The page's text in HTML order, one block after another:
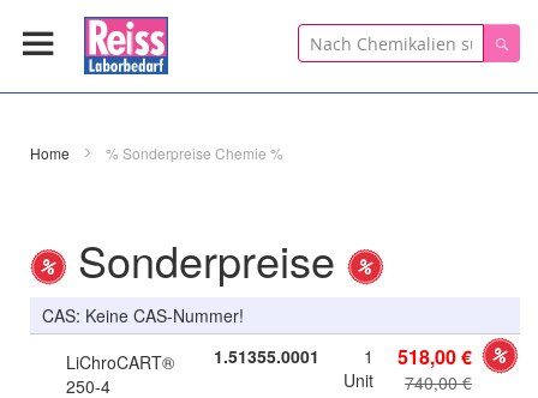
Suche
Home % Sonderpreise Chemie %
Sonderpreise
CAS: Keine CAS-Nummer!
LiChroCART®
250-4
1.51355.0001
1
Unit
Sonderangebot
518,00 €
740,00 €